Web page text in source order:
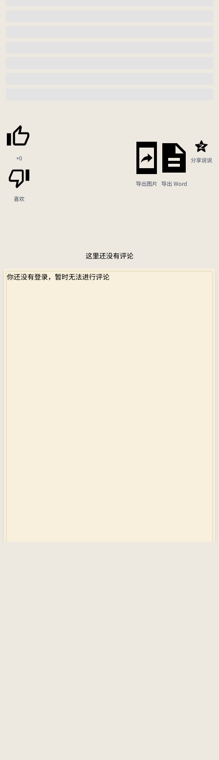
+0
喜欢
导出图片 导出 Word
分享说说
这里还没有评论
你还没有登录，暂时无法进行评论